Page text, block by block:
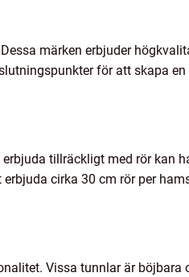
märken erbjuder
för att skapa
tillräckligt med rör kan
cirka 30 cm rör per
Vissa tunnlar är böjbara